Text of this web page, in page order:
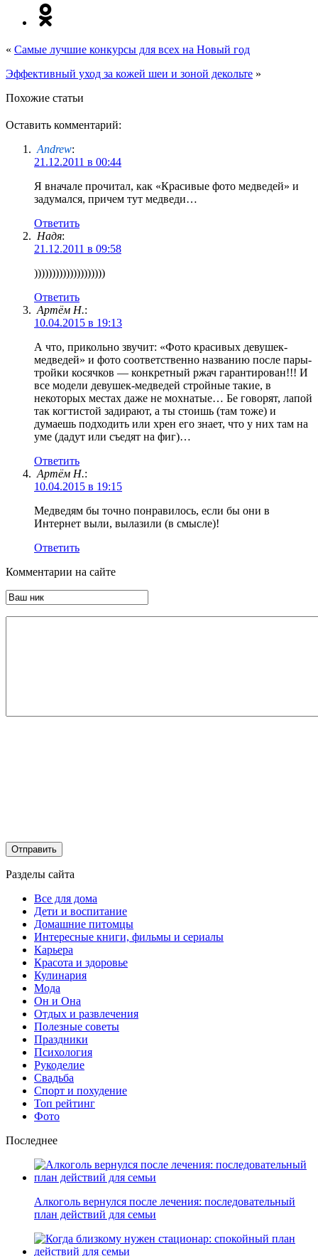
« Самые лучшие конкурсы для всех на Новый год
Эффективный уход за кожей шеи и зоной декольте »
Похожие статьи
Оставить комментарий:
Andrew:
21.12.2011 в 00:44
Я вначале прочитал, как «Красивые фото медведей» и
задумался, причем тут медведи…
Ответить
Надя:
21.12.2011 в 09:58
))))))))))))))))))))
Ответить
Артём Н.:
10.04.2015 в 19:13
А что, прикольно звучит: «Фото красивых девушек-
медведей» и фото соответственно названию после пары-
тройки косячков — конкретный ржач гарантирован!!! И
все модели девушек-медведей стройные такие, в
некоторых местах даже не мохнатые… Бе говорят, лапой
так когтистой задирают, а ты стоишь (там тоже) и
думаешь подходить или хрен его знает, что у них там на
уме (дадут или съедят на фиг)…
Ответить
Артём Н.:
10.04.2015 в 19:15
Медведям бы точно понравилось, если бы они в
Интернет выли, вылазили (в смысле)!
Ответить
Комментарии на сайте
Разделы сайта
Все для дома
Дети и воспитание
Домашние питомцы
Интересные книги, фильмы и сериалы
Карьера
Красота и здоровье
Кулинария
Мода
Он и Она
Отдых и развлечения
Полезные советы
Праздники
Психология
Рукоделие
Свадьба
Спорт и похудение
Топ рейтинг
Фото
Последнее
Алкоголь вернулся после лечения: последовательный
план действий для семьи